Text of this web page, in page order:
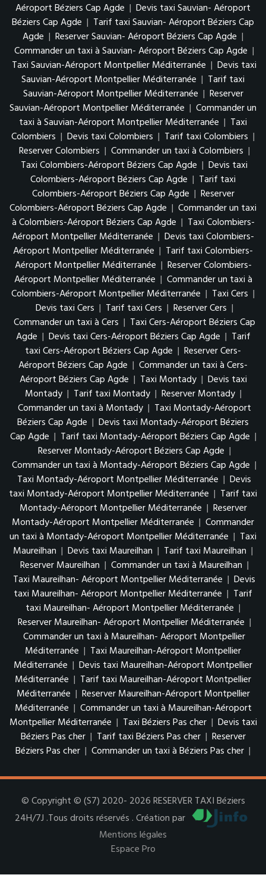
Aéroport Béziers Cap Agde | Devis taxi Sauvian- Aéroport
Béziers Cap Agde | Tarif taxi Sauvian- Aéroport Béziers Cap
Agde | Reserver Sauvian- Aéroport Béziers Cap Agde |
Commander un taxi à Sauvian- Aéroport Béziers Cap Agde |
Taxi Sauvian-Aéroport Montpellier Méditerranée | Devis taxi
Sauvian-Aéroport Montpellier Méditerranée | Tarif taxi
Sauvian-Aéroport Montpellier Méditerranée | Reserver
Sauvian-Aéroport Montpellier Méditerranée | Commander un
taxi à Sauvian-Aéroport Montpellier Méditerranée | Taxi
Colombiers | Devis taxi Colombiers | Tarif taxi Colombiers |
Reserver Colombiers | Commander un taxi à Colombiers |
Taxi Colombiers-Aéroport Béziers Cap Agde | Devis taxi
Colombiers-Aéroport Béziers Cap Agde | Tarif taxi
Colombiers-Aéroport Béziers Cap Agde | Reserver
Colombiers-Aéroport Béziers Cap Agde | Commander un taxi
à Colombiers-Aéroport Béziers Cap Agde | Taxi Colombiers-
Aéroport Montpellier Méditerranée | Devis taxi Colombiers-
Aéroport Montpellier Méditerranée | Tarif taxi Colombiers-
Aéroport Montpellier Méditerranée | Reserver Colombiers-
Aéroport Montpellier Méditerranée | Commander un taxi à
Colombiers-Aéroport Montpellier Méditerranée | Taxi Cers |
Devis taxi Cers | Tarif taxi Cers | Reserver Cers |
Commander un taxi à Cers | Taxi Cers-Aéroport Béziers Cap
Agde | Devis taxi Cers-Aéroport Béziers Cap Agde | Tarif
taxi Cers-Aéroport Béziers Cap Agde | Reserver Cers-
Aéroport Béziers Cap Agde | Commander un taxi à Cers-
Aéroport Béziers Cap Agde | Taxi Montady | Devis taxi
Montady | Tarif taxi Montady | Reserver Montady |
Commander un taxi à Montady | Taxi Montady-Aéroport
Béziers Cap Agde | Devis taxi Montady-Aéroport Béziers
Cap Agde | Tarif taxi Montady-Aéroport Béziers Cap Agde |
Reserver Montady-Aéroport Béziers Cap Agde |
Commander un taxi à Montady-Aéroport Béziers Cap Agde |
Taxi Montady-Aéroport Montpellier Méditerranée | Devis
taxi Montady-Aéroport Montpellier Méditerranée | Tarif taxi
Montady-Aéroport Montpellier Méditerranée | Reserver
Montady-Aéroport Montpellier Méditerranée | Commander
un taxi à Montady-Aéroport Montpellier Méditerranée | Taxi
Maureilhan | Devis taxi Maureilhan | Tarif taxi Maureilhan |
Reserver Maureilhan | Commander un taxi à Maureilhan |
Taxi Maureilhan- Aéroport Montpellier Méditerranée | Devis
taxi Maureilhan- Aéroport Montpellier Méditerranée | Tarif
taxi Maureilhan- Aéroport Montpellier Méditerranée |
Reserver Maureilhan- Aéroport Montpellier Méditerranée |
Commander un taxi à Maureilhan- Aéroport Montpellier
Méditerranée | Taxi Maureilhan-Aéroport Montpellier
Méditerranée | Devis taxi Maureilhan-Aéroport Montpellier
Méditerranée | Tarif taxi Maureilhan-Aéroport Montpellier
Méditerranée | Reserver Maureilhan-Aéroport Montpellier
Méditerranée | Commander un taxi à Maureilhan-Aéroport
Montpellier Méditerranée | Taxi Béziers Pas cher | Devis taxi
Béziers Pas cher | Tarif taxi Béziers Pas cher | Reserver
Béziers Pas cher | Commander un taxi à Béziers Pas cher |
© Copyright © (S7) 2020- 2026 RESERVER TAXI Béziers
24H/7J .Tous droits réservés . Création par
Mentions légales
Espace Pro